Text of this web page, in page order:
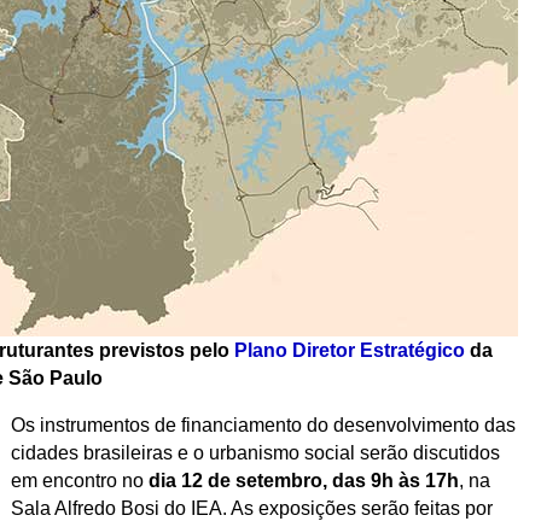
previstos pelo Plano Diretor Estratégico da
São Paulo
Os instrumentos de financiamento do desenvolvimento das
cidades brasileiras e o urbanismo social serão discutidos
em encontro no dia 12 de setembro, das 9h às 17h, na
Sala Alfredo Bosi do IEA. As exposições serão feitas por